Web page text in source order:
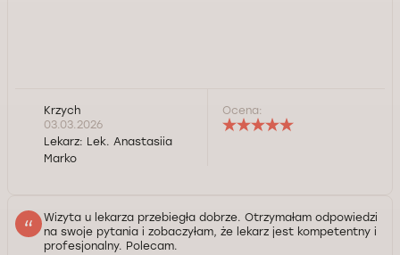
Krzych
03.03.2026
Lekarz: Lek. Anastasiia
Marko
Ocena:
Wizyta u lekarza przebiegła dobrze. Otrzymałam odpowiedzi
na swoje pytania i zobaczyłam, że lekarz jest kompetentny i
profesjonalny. Polecam.